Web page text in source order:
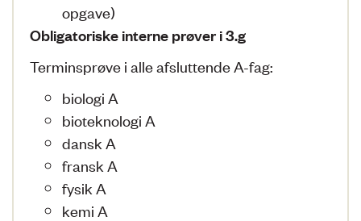
opgave)
Obligatoriske interne prøver i 3.g
Terminsprøve i alle afsluttende A-fag:
biologi A
bioteknologi A
dansk A
fransk A
fysik A
kemi A